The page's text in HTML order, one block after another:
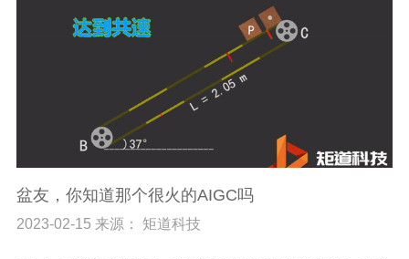
盆友，你知道那个很火的AIGC吗
2023-02-15 来源： 矩道科技